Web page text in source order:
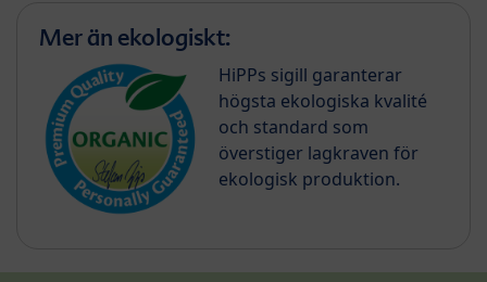
Mer än ekologiskt:
HiPPs sigill garanterar
högsta ekologiska kvalité
och standard som
överstiger lagkraven för
ekologisk produktion.